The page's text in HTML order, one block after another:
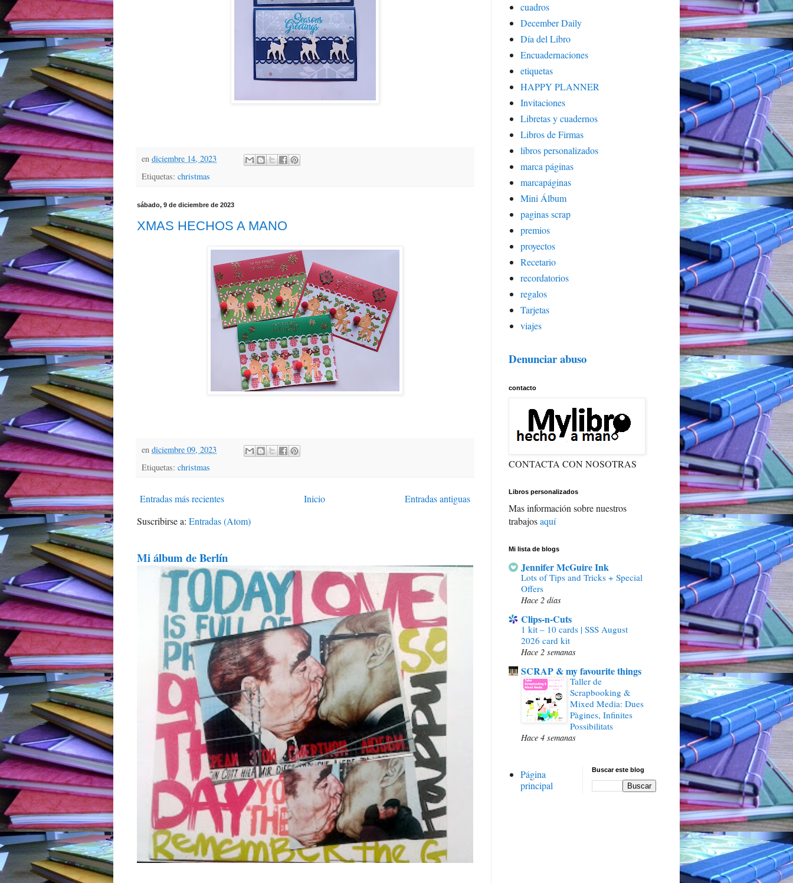
en diciembre 14, 2023
Etiquetas: christmas
sábado, 9 de diciembre de 2023
XMAS HECHOS A MANO
en diciembre 09, 2023
Etiquetas: christmas
Entradas más recientes Entradas antiguas
Inicio
Suscribirse a: Entradas (Atom)
Mi álbum de Berlín
cuadros
December Daily
Día del Libro
Encuadernaciones
etiquetas
HAPPY PLANNER
Invitaciones
Libretas y cuadernos
Libros de Firmas
libros personalizados
marca páginas
marcapáginas
Mini Álbum
paginas scrap
premios
proyectos
Recetario
recordatorios
regalos
Tarjetas
viajes
Denunciar abuso
contacto
CONTACTA CON NOSOTRAS
Libros personalizados
Mas información sobre nuestros
trabajosaquí
Mi lista de blogs
Jennifer McGuire Ink
Lots of Tips and Tricks + Special
Offers
Hace 2 días
Clips-n-Cuts
1 kit – 10 cards | SSS August
2026 card kit
Hace 2 semanas
SCRAP & my favourite things
Taller de
Scrapbooking &
Mixed Media: Dues
Pàgines, Infinites
Possibilitats
Hace 4 semanas
Página
principal
Buscar este blog